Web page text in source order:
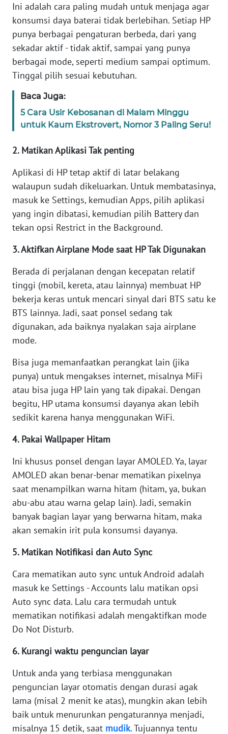
Ini adalah cara paling mudah untuk menjaga agar
konsumsi daya baterai tidak berlebihan. Setiap HP
punya berbagai pengaturan berbeda, dari yang
sekadar aktif - tidak aktif, sampai yang punya
berbagai mode, seperti medium sampai optimum.
Tinggal pilih sesuai kebutuhan.
Baca Juga:
5 Cara Usir Kebosanan di Malam Minggu
untuk Kaum Ekstrovert, Nomor 3 Paling Seru!
2. Matikan Aplikasi Tak penting
Aplikasi di HP tetap aktif di latar belakang
walaupun sudah dikeluarkan. Untuk membatasinya,
masuk ke Settings, kemudian Apps, pilih aplikasi
yang ingin dibatasi, kemudian pilih Battery dan
tekan opsi Restrict in the Background.
3. Aktifkan Airplane Mode saat HP Tak Digunakan
Berada di perjalanan dengan kecepatan relatif
tinggi (mobil, kereta, atau lainnya) membuat HP
bekerja keras untuk mencari sinyal dari BTS satu ke
BTS lainnya. Jadi, saat ponsel sedang tak
digunakan, ada baiknya nyalakan saja airplane
mode.
Bisa juga memanfaatkan perangkat lain (jika
punya) untuk mengakses internet, misalnya MiFi
atau bisa juga HP lain yang tak dipakai. Dengan
begitu, HP utama konsumsi dayanya akan lebih
sedikit karena hanya menggunakan WiFi.
4. Pakai Wallpaper Hitam
Ini khusus ponsel dengan layar AMOLED. Ya, layar
AMOLED akan benar-benar mematikan pixelnya
saat menampilkan warna hitam (hitam, ya, bukan
abu-abu atau warna gelap lain). Jadi, semakin
banyak bagian layar yang berwarna hitam, maka
akan semakin irit pula konsumsi dayanya.
5. Matikan Notifikasi dan Auto Sync
Cara mematikan auto sync untuk Android adalah
masuk ke Settings - Accounts lalu matikan opsi
Auto sync data. Lalu cara termudah untuk
mematikan notifikasi adalah mengaktifkan mode
Do Not Disturb.
6. Kurangi waktu penguncian layar
Untuk anda yang terbiasa menggunakan
penguncian layar otomatis dengan durasi agak
lama (misal 2 menit ke atas), mungkin akan lebih
baik untuk menurunkan pengaturannya menjadi,
misalnya 15 detik, saat mudik. Tujuannya tentu
MEDIA
SIBER
REDAKSI
KARIR
DISCLAIMER
Wahana
Regional
WN
SUMUT
WN
JAKARTA
WN
WN
BANTEN
NTT
WN
KEPRI
WN
PAPUA
WN
BARAT
WN
RIAU
WN
SERAMBI
JAMBI
SULTRA
WN
NTB
WN
SULTENG
WN